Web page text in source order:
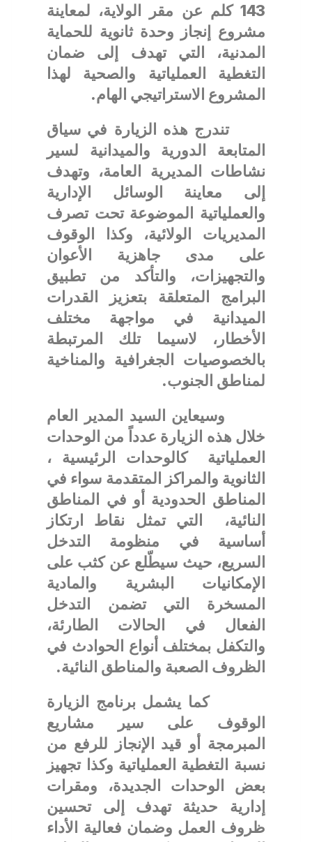
143 كلم عن مقر الولاية، لمعاينة
مشروع إنجاز وحدة ثانوية للحماية
المدنية، التي تهدف إلى ضمان
التغطية العملياتية والصحية لهذا
المشروع الاستراتيجي الهام.
تندرج هذه الزيارة في سياق
المتابعة الدورية والميدانية لسير
نشاطات المديرية العامة، وتهدف
إلى معاينة الوسائل الإدارية
والعملياتية الموضوعة تحت تصرف
المديريات الولائية، وكذا الوقوف
على مدى جاهزية الأعوان
والتجهيزات، والتأكد من تطبيق
البرامج المتعلقة بتعزيز القدرات
الميدانية في مواجهة مختلف
الأخطار، لاسيما تلك المرتبطة
بالخصوصيات الجغرافية والمناخية
لمناطق الجنوب.
وسيعاين السيد المدير العام
خلال هذه الزيارة عدداً من الوحدات
العملياتية كالوحدات الرئيسية ،
الثانوية والمراكز المتقدمة سواء في
المناطق الحدودية أو في المناطق
النائية، التي تمثل نقاط ارتكاز
أساسية في منظومة التدخل
السريع، حيث سيطّلع عن كثب على
الإمكانيات البشرية والمادية
المسخرة التي تضمن التدخل
الفعال في الحالات الطارئة،
والتكفل بمختلف أنواع الحوادث في
الظروف الصعبة والمناطق النائية.
كما يشمل برنامج الزيارة
الوقوف على سير مشاريع
المبرمجة أو قيد الإنجاز للرفع من
نسبة التغطية العملياتية وكذا تجهيز
بعض الوحدات الجديدة، ومقرات
إدارية حديثة تهدف إلى تحسين
ظروف العمل وضمان فعالية الأداء